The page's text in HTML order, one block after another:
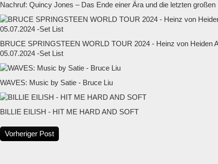
Nachruf: Quincy Jones – Das Ende einer Ära und die letzten großen
BRUCE SPRINGSTEEN WORLD TOUR 2024 - Heinz von Heiden
05.07.2024 -Set List
WAVES: Music by Satie - Bruce Liu
BILLIE EILISH - HIT ME HARD AND SOFT
Vorheriger Post